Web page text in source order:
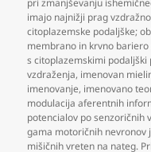
pri zmanjševanju
imajo najnižji prag
citoplazemske podaljške;
membrano in krvno
s citoplazemskimi podaljški
vzdraženja, imenovan
imenovanje, imenovano
modulacija aferentnih
potencialov po senzoričnih
gama motoričnih nevronov
mišičnih vreten na nateg.